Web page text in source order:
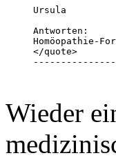
Ursula
Antworten:
Homöopathie-
</quote>
Wieder